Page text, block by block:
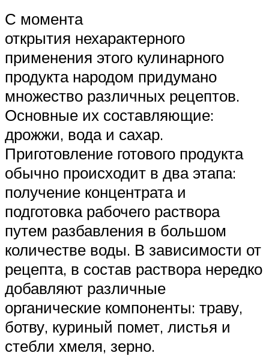
С момента
открытия нехарактерного
применения этого кулинарного
продукта народом придумано
множество различных рецептов.
Основные их составляющие:
дрожжи, вода и сахар.
Приготовление готового продукта
обычно происходит в два этапа:
получение концентрата и
подготовка рабочего раствора
путем разбавления в большом
количестве воды. В зависимости от
рецепта, в состав раствора нередко
добавляют различные
органические компоненты: траву,
ботву, куриный помет, листья и
стебли хмеля, зерно.